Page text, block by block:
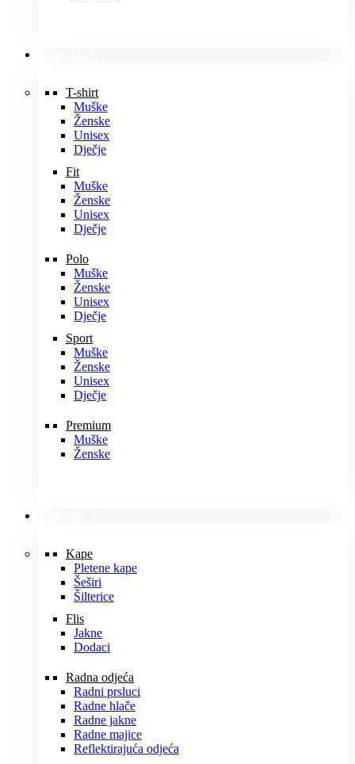
T-shirt
Muške
Ženske
Unisex
Dječje
Fit
Muške
Ženske
Unisex
Dječje
Polo
Muške
Ženske
Unisex
Dječje
Sport
Muške
Ženske
Unisex
Dječje
Premium
Muške
Ženske
Kape
Pletene kape
Šeširi
Šilterice
Flis
Jakne
Dodaci
Radna odjeća
Radni prsluci
Radne hlače
Radne jakne
Radne majice
Reflektirajuća odjeća